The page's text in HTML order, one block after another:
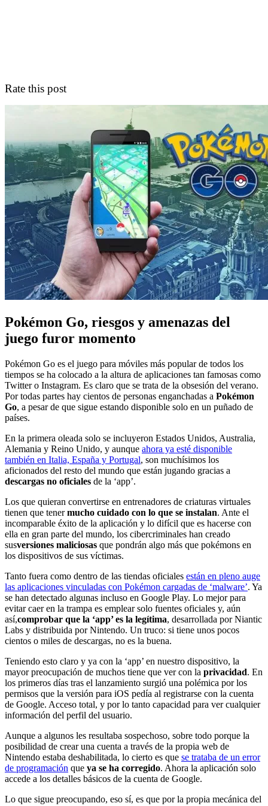
Rate this post
Pokémon Go, riesgos y amenazas del
juego furor momento
Pokémon Go es el juego para móviles más popular de todos los
tiempos se ha colocado a la altura de aplicaciones tan famosas como
Twitter o Instagram. Es claro que se trata de la obsesión del verano.
Por todas partes hay cientos de personas enganchadas a Pokémon
Go, a pesar de que sigue estando disponible solo en un puñado de
países.
En la primera oleada solo se incluyeron Estados Unidos, Australia,
Alemania y Reino Unido, y aunque ahora ya esté disponible
también en Italia, España y Portugal, son muchísimos los
aficionados del resto del mundo que están jugando gracias a
descargas no oficiales de la ‘app’.
Los que quieran convertirse en entrenadores de criaturas virtuales
tienen que tenermucho cuidado con lo que se instalan. Ante el
incomparable éxito de la aplicación y lo difícil que es hacerse con
ella en gran parte del mundo, los cibercriminales han creado
susversiones maliciosas que pondrán algo más que pokémons en
los dispositivos de sus víctimas.
Tanto fuera como dentro de las tiendas oficiales están en pleno auge
las aplicaciones vinculadas con Pokémon cargadas de ‘malware’. Ya
se han detectado algunas incluso en Google Play. Lo mejor para
evitar caer en la trampa es emplear solo fuentes oficiales y, aún
así,comprobar que la ‘app’ es la legítima, desarrollada por Niantic
Labs y distribuida por Nintendo. Un truco: si tiene unos pocos
cientos o miles de descargas, no es la buena.
Teniendo esto claro y ya con la ‘app’ en nuestro dispositivo, la
mayor preocupación de muchos tiene que ver con la privacidad. En
los primeros días tras el lanzamiento surgió una polémica por los
permisos que la versión para iOS pedía al registrarse con la cuenta
de Google. Acceso total, y por lo tanto capacidad para ver cualquier
información del perfil del usuario.
Aunque a algunos les resultaba sospechoso, sobre todo porque la
posibilidad de crear una cuenta a través de la propia web de
Nintendo estaba deshabilitada, lo cierto es que se trataba de un error
de programación que ya se ha corregido. Ahora la aplicación solo
accede a los detalles básicos de la cuenta de Google.
Lo que sigue preocupando, eso sí, es que por la propia mecánica del